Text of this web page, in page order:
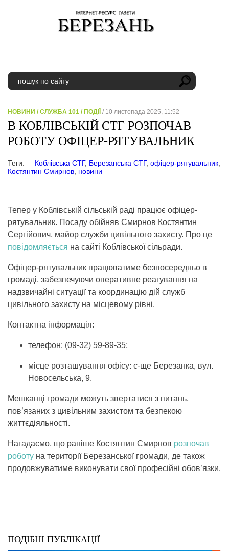
НОВИНИ /СЛУЖБА 101 / ПОДІЇ / 10 листопада 2025, 11:52
В КОБЛІВСЬКІЙ СТГ РОЗПОЧАВ
РОБОТУ ОФІЦЕР-РЯТУВАЛЬНИК
Теги: Коблівська СТГ, Березанська СТГ, офіцер-рятувальник
Костянтин Смирнов новини
Тепер у Коблівській сільській раді працює офіцер-
рятувальник. Посаду обійняв Смирнов Костянтин
Сергійович, майор служби цивільного захисту. Про це
повідомляється на сайті Коблівської сільради.
Офіцер-рятувальник працюватиме безпосередньо в
громаді, забезпечуючи оперативне реагування на
надзвичайні ситуації та координацію дій служб
цивільного захисту на місцевому рівні.
Контактна інформація:
телефон: (09-32) 59-89-35;
місце розташування офісу: с-ще Березанка, вул.
Новосельська, 9.
Мешканці громади можуть звертатися з питань,
пов’язаних з цивільним захистом та безпекою
життєдіяльності.
Нагадаємо, що раніше Костянтин Смирнов розпочав
роботу на території Березанської громади, де також
продовжуватиме виконувати свої професійні обов’язки.
ПОДІБНІ ПУБЛІКАЦІЇ